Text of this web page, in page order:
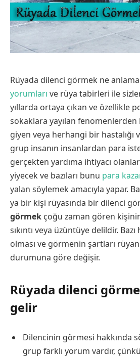
Rüyada dilenci görmek ne
yorumları ve rüya tabirleri ile
yıllarda ortaya çıkan ve özellikle
sokaklara yayılan
giyen veya herhangi bir hastalığı
grup insanın insanlardan para
gerçekten yardıma ihtiyacı
yiyecek ve bazıları bunu para
yalan söylemek amacıyla yapar.
ya bir kişi rüyasında bir dilenci
görmek çoğu zaman gören
sıkıntı veya üzüntüye delildir.
olması ve görmenin şartları
durumuna göre değişir.
Rüyada dilenci
gelir
Dilencinin görmesi hakkında
grup farklı yorum vardır,